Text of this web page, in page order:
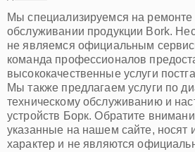
Киров
Архангельск
Астрахань
Белгород
Благовещенск
Брянск
Владивосток
Владикавказ
Владимир
Мы специализируемся на ремонте
обслуживании продукции Bork.
не являемся официальным
команда профессионалов
высококачественные услуги
Мы также предлагаем услуги по
техническому обслуживанию и
устройств Борк. Обратите
указанные на нашем сайте,
характер и не являются